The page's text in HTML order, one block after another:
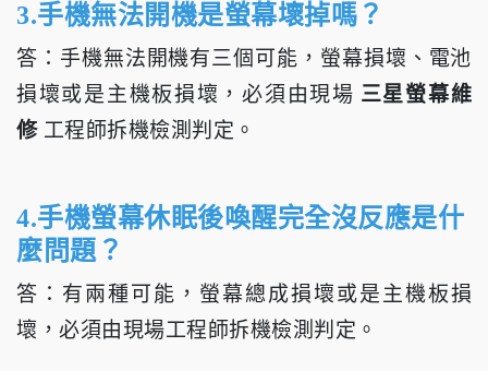
3.手機無法開機是螢幕壞掉嗎？
答：手機無法開機有三個可能，螢幕損壞、電池
損壞或是主機板損壞，必須由現場 三星螢幕維
修 工程師拆機檢測判定。
4.手機螢幕休眠後喚醒完全沒反應是什
麼問題？
答：有兩種可能，螢幕總成損壞或是主機板損
壞，必須由現場工程師拆機檢測判定。